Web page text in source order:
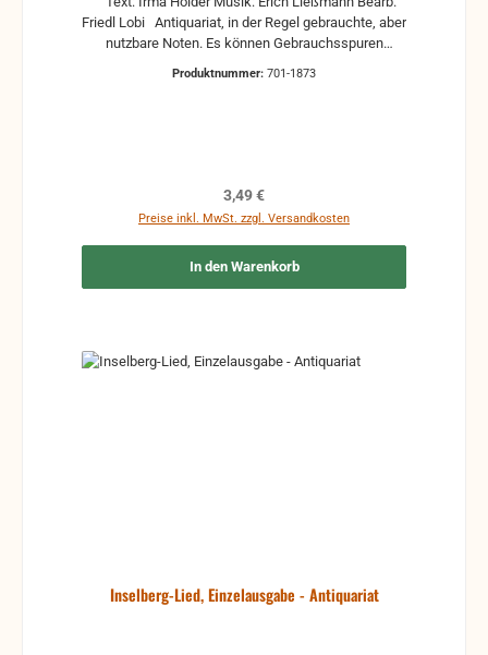
Friedl Lobi Antiquariat, in der Regel gebrauchte, aber
nutzbare Noten. Es können Gebrauchsspuren
Produktnummer: 701-1873
Regulärer Preis:
3,49 €
Preise inkl. MwSt. zzgl. Versandkosten
In den Warenkorb
Inselberg-Lied, Einzelausgabe - Antiquariat